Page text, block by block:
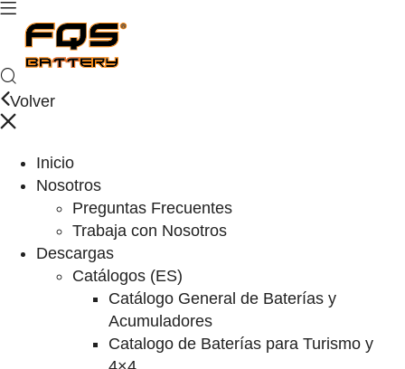
Volver
Inicio
Nosotros
Preguntas Frecuentes
Trabaja con Nosotros
Descargas
Catálogos (ES)
Catálogo General de Baterías y
Acumuladores
Catalogo de Baterías para Turismo y